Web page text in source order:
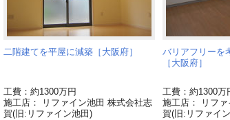
二階建てを平屋に減築［大阪府］
工費：約1300万円
施工店： リファイン池田 株式会社志
賀(旧:リファイン池田)
バリアフリーを
［大阪府］
工費：約1300万
施工店： リフ
賀(旧:リファイ